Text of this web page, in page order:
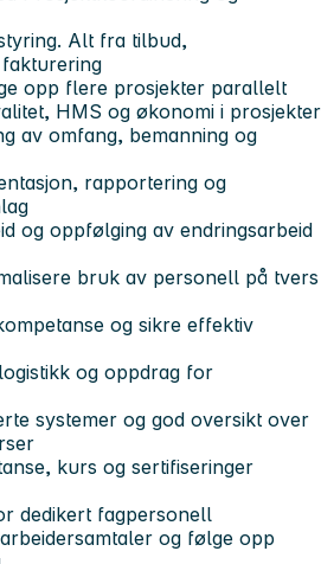
Alt fra tilbud,
opp flere prosjekter parallelt
HMS og økonomi i prosjekter
av omfang, bemanning og
rapportering og
og oppfølging av endringsarbeid
bruk av personell på tvers
og sikre effektiv
og oppdrag for
systemer og god oversikt over
kurs og sertifiseringer
dedikert fagpersonell
og følge opp